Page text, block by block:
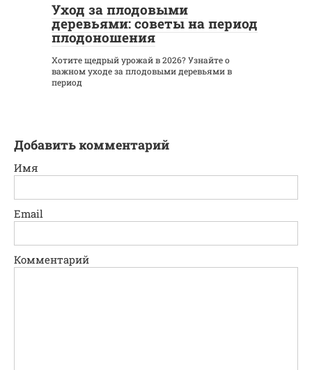
Уход за плодовыми
деревьями: советы на период
плодоношения
Хотите щедрый урожай в 2026? Узнайте о
важном уходе за плодовыми деревьями в
период
Добавить комментарий
Имя
Email
Комментарий